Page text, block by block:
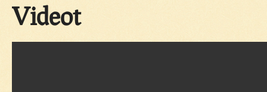
Videot